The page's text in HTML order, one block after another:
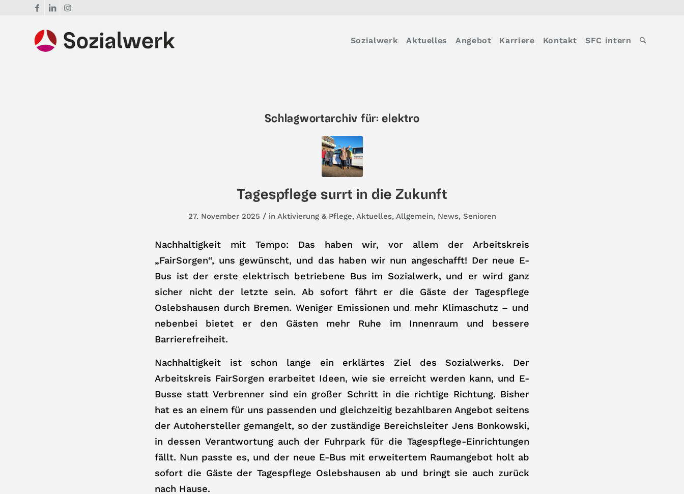
Sozialwerk Aktuelles Angebot Karriere Kontakt SFC intern
Schlagwortarchiv für:elektro
Tagespflege surrt in die Zukunft
27. November 2025 / in Aktivierung & Pflege, Aktuelles, Allgemein, News, Senioren
Nachhaltigkeit mit Tempo: Das haben wir, vor allem der Arbeitskreis
„FairSorgen“, uns gewünscht, und das haben wir nun angeschafft! Der neue E-
Bus ist der erste elektrisch betriebene Bus im Sozialwerk, und er wird ganz
sicher nicht der letzte sein. Ab sofort fährt er die Gäste der Tagespflege
Oslebshausen durch Bremen. Weniger Emissionen und mehr Klimaschutz – und
nebenbei bietet er den Gästen mehr Ruhe im Innenraum und bessere
Barrierefreiheit.
Nachhaltigkeit ist schon lange ein erklärtes Ziel des Sozialwerks. Der
Arbeitskreis FairSorgen erarbeitet Ideen, wie sie erreicht werden kann, und E-
Busse statt Verbrenner sind ein großer Schritt in die richtige Richtung. Bisher
hat es an einem für uns passenden und gleichzeitig bezahlbaren Angebot seitens
der Autohersteller gemangelt, so der zuständige Bereichsleiter Jens Bonkowski,
in dessen Verantwortung auch der Fuhrpark für die Tagespflege-Einrichtungen
fällt. Nun passte es, und der neue E-Bus mit erweitertem Raumangebot holt ab
sofort die Gäste der Tagespflege Oslebshausen ab und bringt sie auch zurück
nach Hause.